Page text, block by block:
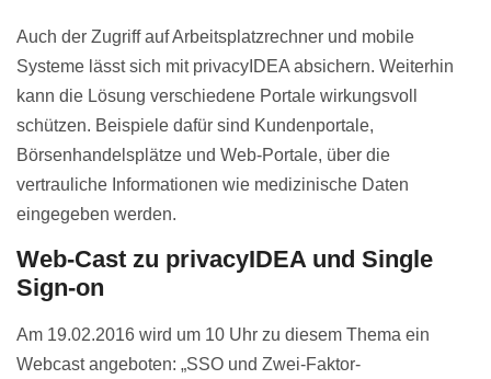
Auch der Zugriff auf Arbeitsplatzrechner und mobile
Systeme lässt sich mit privacyIDEA absichern. Weiterhin
kann die Lösung verschiedene Portale wirkungsvoll
schützen. Beispiele dafür sind Kundenportale,
Börsenhandelsplätze und Web-Portale, über die
vertrauliche Informationen wie medizinische Daten
eingegeben werden.
Web-Cast zu privacyIDEA und Single
Sign-on
Am 19.02.2016 wird um 10 Uhr zu diesem Thema ein
Webcast angeboten: „SSO und Zwei-Faktor-